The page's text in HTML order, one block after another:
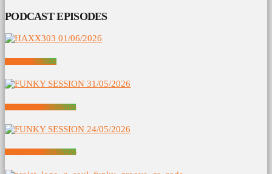
PODCAST EPISODES
HAXX303 01/06/2026
FUNKY SESSION 31/05/2026
FUNKY SESSION 24/05/2026